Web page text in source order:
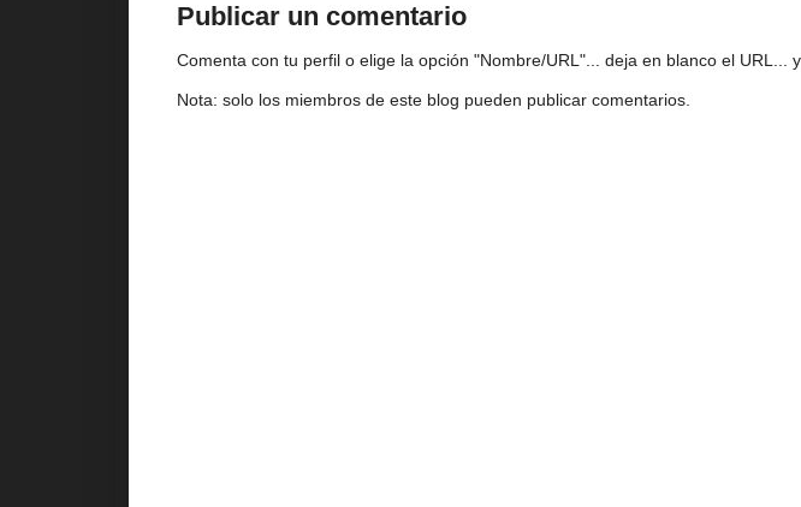
Publicar un comentario
Comenta con tu perfil o elige la opción "Nombre/URL"... deja en blanco el URL...
Nota: solo los miembros de este blog pueden publicar comentarios.